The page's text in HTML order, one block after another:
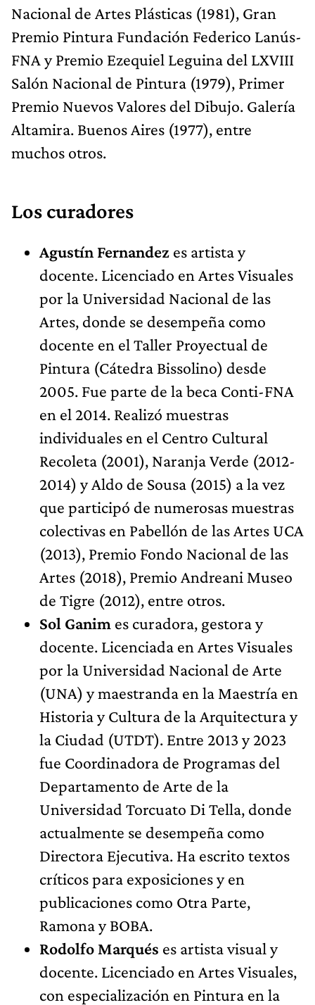
Nacional de Artes Plásticas (1981), Gran
Premio Pintura Fundación Federico Lanús-
FNA y Premio Ezequiel Leguina del LXVIII
Salón Nacional de Pintura (1979), Primer
Premio Nuevos Valores del Dibujo. Galería
Altamira. Buenos Aires (1977), entre
muchos otros.
Los curadores
Agustín Fernandez es artista y
docente. Licenciado en Artes Visuales
por la Universidad Nacional de las
Artes, donde se desempeña como
docente en el Taller Proyectual de
Pintura (Cátedra Bissolino) desde
2005. Fue parte de la beca Conti-FNA
en el 2014. Realizó muestras
individuales en el Centro Cultural
Recoleta (2001), Naranja Verde (2012-
2014) y Aldo de Sousa (2015) a la vez
que participó de numerosas muestras
colectivas en Pabellón de las Artes UCA
(2013), Premio Fondo Nacional de las
Artes (2018), Premio Andreani Museo
de Tigre (2012), entre otros.
Sol Ganim es curadora, gestora y
docente. Licenciada en Artes Visuales
por la Universidad Nacional de Arte
(UNA) y maestranda en la Maestría en
Historia y Cultura de la Arquitectura y
la Ciudad (UTDT). Entre 2013 y 2023
fue Coordinadora de Programas del
Departamento de Arte de la
Universidad Torcuato Di Tella, donde
actualmente se desempeña como
Directora Ejecutiva. Ha escrito textos
críticos para exposiciones y en
publicaciones como Otra Parte,
Ramona y BOBA.
Rodolfo Marqués es artista visual y
docente. Licenciado en Artes Visuales,
con especialización en Pintura en la